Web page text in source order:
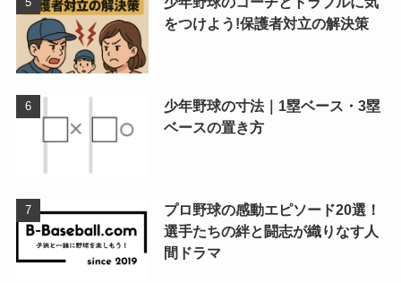
をつけよう!保護者対立の解決策
少年野球の寸法｜1塁ベース・3塁
ベースの置き方
プロ野球の感動エピソード20選！
選手たちの絆と闘志が織りなす人
間ドラマ